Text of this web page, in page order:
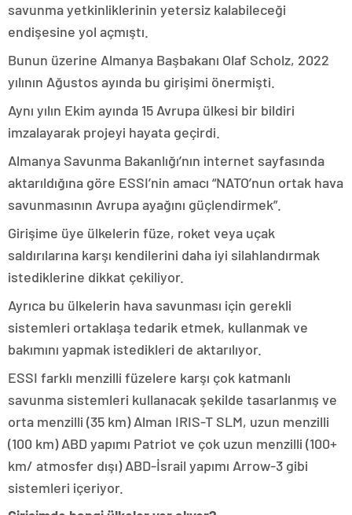
savunma yetkinliklerinin yetersiz kalabileceği
endişesine yol açmıştı.
Bunun üzerine Almanya Başbakanı Olaf Scholz, 2022
yılının Ağustos ayında bu girişimi önermişti.
Aynı yılın Ekim ayında 15 Avrupa ülkesi bir bildiri
imzalayarak projeyi hayata geçirdi.
Almanya Savunma Bakanlığı’nın internet sayfasında
aktarıldığına göre ESSI’nin amacı “NATO’nun ortak hava
savunmasının Avrupa ayağını güçlendirmek”.
Girişime üye ülkelerin füze, roket veya uçak
saldırılarına karşı kendilerini daha iyi silahlandırmak
istediklerine dikkat çekiliyor.
Ayrıca bu ülkelerin hava savunması için gerekli
sistemleri ortaklaşa tedarik etmek, kullanmak ve
bakımını yapmak istedikleri de aktarılıyor.
ESSI farklı menzilli füzelere karşı çok katmanlı
savunma sistemleri kullanacak şekilde tasarlanmış ve
orta menzilli (35 km) Alman IRIS-T SLM, uzun menzilli
(100 km) ABD yapımı Patriot ve çok uzun menzilli (100+
km/ atmosfer dışı) ABD-İsrail yapımı Arrow-3 gibi
sistemleri içeriyor.